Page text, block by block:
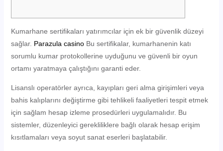
Kumarhane sertifikaları yatırımcılar için ek bir güvenlik düzeyi
sağlar. Parazula casinoBu sertifikalar, kumarhanenin katı
sorumlu kumar protokollerine uyduğunu ve güvenli bir oyun
ortamı yaratmaya çalıştığını garanti eder.
Lisanslı operatörler ayrıca, kayıpları geri alma girişimleri veya
bahis kalıplarını değiştirme gibi tehlikeli faaliyetleri tespit etmek
için sağlam hesap izleme prosedürleri uygulamalıdır. Bu
sistemler, düzenleyici gerekliliklere bağlı olarak hesap erişim
kısıtlamaları veya soyut sanat eserleri başlatabilir.